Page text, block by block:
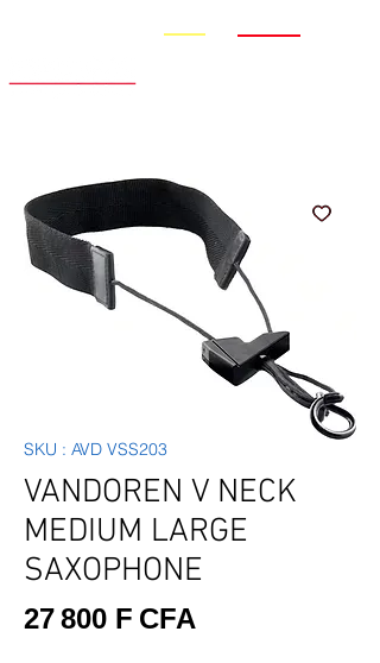
SKU : AVD VSS203
VANDOREN V NECK
MEDIUM LARGE
SAXOPHONE
27 800 F CFA